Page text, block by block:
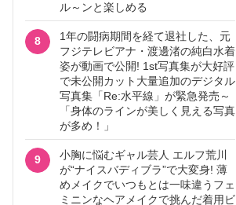
ル～ンと楽しめる
8
1年の闘病期間を経て退社した、元
フジテレビアナ・渡邊渚の純白水着
姿が動画で公開! 1st写真集が大好評
で未公開カット大量追加のデジタル
写真集「Re:水平線」が緊急発売～
「身体のラインが美しく見える写真
が多め！」
9
小胸に悩むギャル芸人 エルフ荒川
が“ナイスバディブラ”で大変身! 薄
めメイクでいつもとは一味違うフェ
ミニンなヘアメイクで挑んだ着用ビ